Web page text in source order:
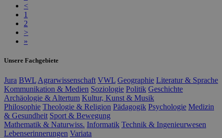
<
1
2
>
»
Unsere Fachgebiete
Jura BWL Agrarwissenschaft VWL Geographie Literatur & Sprache
Kommunikation & Medien Soziologie Politik Geschichte
Archäologie & Altertum Kultur, Kunst & Musik
Philosophie Theologie & Religion Pädagogik Psychologie Medizin
& Gesundheit Sport & Bewegung
Mathematik & Naturwiss. Informatik Technik & Ingenieurwesen
Lebenserinnerungen Variata